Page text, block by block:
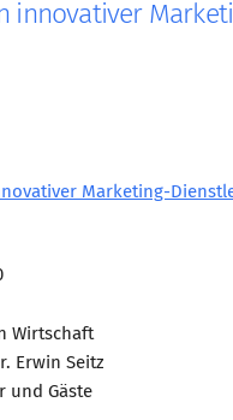
innovativer
Wirtschaft
Erwin Seitz
und Gäste